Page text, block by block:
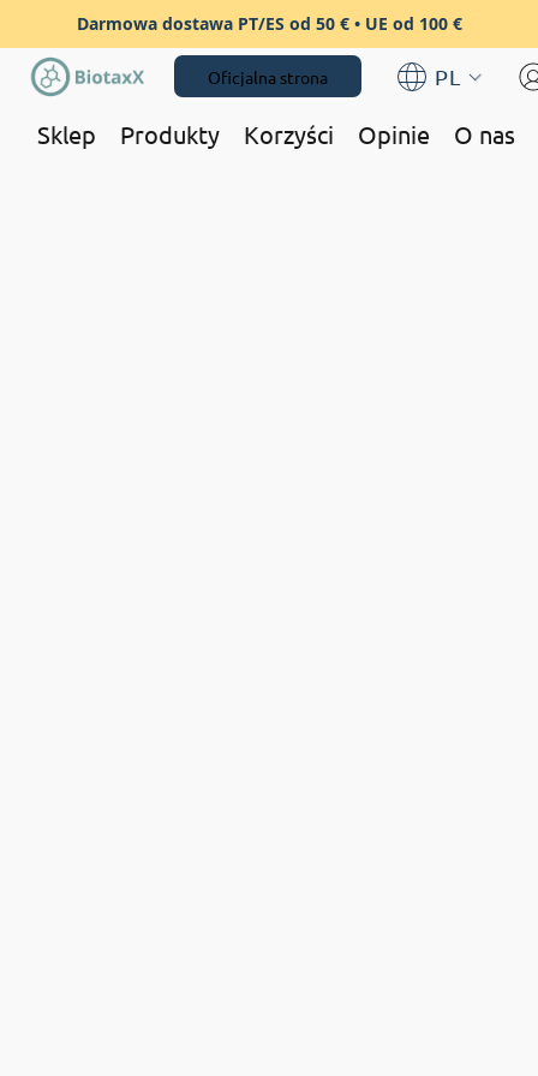
Darmowa dostawa PT/ES od 50 € • UE od 100 €
Oficjalna strona PL
Sklep Produkty Korzyści Opinie O nas